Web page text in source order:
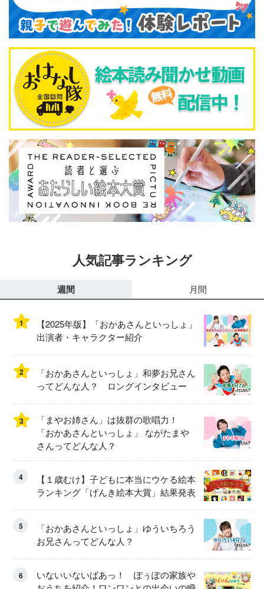
人気記事ランキング
週間 月間
1
【2025年版】「おかあさんといっしょ」
出演者・キャラクター紹介
2
「おかあさんといっしょ」和夢お兄さん
ってどんな人？ ロングインタビュー
3
「まやお姉さん」は抜群の歌唱力！
「おかあさんといっしょ」 ながたまや
さんってどんな人？
4
【１歳むけ】子どもに本当にウケる絵本
ランキング「げんき絵本大賞」結果発表
5
「おかあさんといっしょ」ゆういちろう
お兄さんってどんな人？
6
いないいないばあっ！ ぽぅぽの家族や